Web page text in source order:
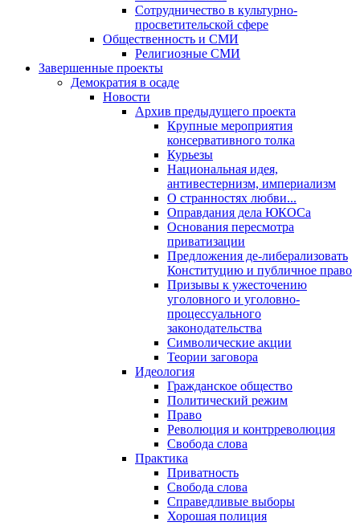
Сотрудничество в культурно-
просветительской сфере
Общественность и СМИ
Религиозные СМИ
Завершенные проекты
Демократия в осаде
Новости
Архив предыдущего проекта
Крупные мероприятия
консервативного толка
Курьезы
Национальная идея,
антивестернизм, империализм
О странностях любви...
Оправдания дела ЮКОСа
Основания пересмотра
приватизации
Предложения де-либерализовать
Конституцию и публичное право
Призывы к ужесточению
уголовного и уголовно-
процессуального
законодательства
Символические акции
Теории заговора
Идеология
Гражданское общество
Политический режим
Право
Революция и контрреволюция
Свобода слова
Практика
Приватность
Свобода слова
Справедливые выборы
Хорошая полиция